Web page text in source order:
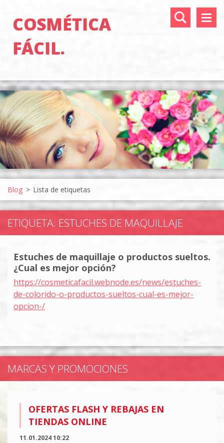
COSMÉTICA
FÁCIL.
Blog > Lista de etiquetas
ETIQUETA: ESTUCHES DE MAQUILLAJE
Estuches de maquillaje o productos sueltos.
¿Cual es mejor opción?
https://cosmeticafacil.webnode.es/news/estuches-
de-colorido-o-productos-sueltos-cual-es-mejor-
opcion-/
MARCAS Y PROMOCIONES
OFERTAS FLASH Y REBAJAS EN
TIENDAS ONLINE
11.01.2024 10:22